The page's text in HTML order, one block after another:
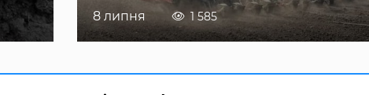
8 липня 1 585